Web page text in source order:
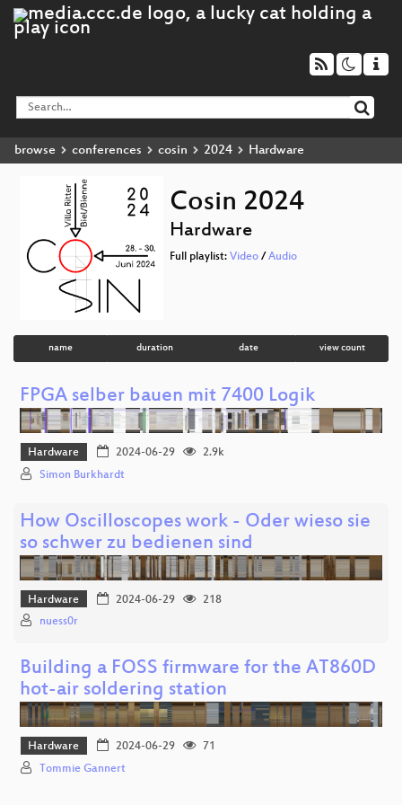
browse conferences cosin 2024 Hardware
Cosin 2024
Hardware
Full playlist: Video / Audio
name duration date view count
FPGA selber bauen mit 7400 Logik
Hardware 2024-06-29
2.9k
Simon Burkhardt
How Oscilloscopes work - Oder wieso sie
so schwer zu bedienen sind
Hardware 2024-06-29
218
nuess0r
Building a FOSS firmware for the AT860D
hot-air soldering station
Hardware 2024-06-29
71
Tommie Gannert